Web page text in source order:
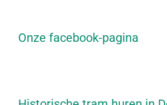
Onze facebook-pagina